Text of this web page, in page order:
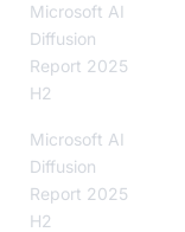
Microsoft AI
Diffusion
Report 2025
H2
Microsoft AI
Diffusion
Report 2025
H2